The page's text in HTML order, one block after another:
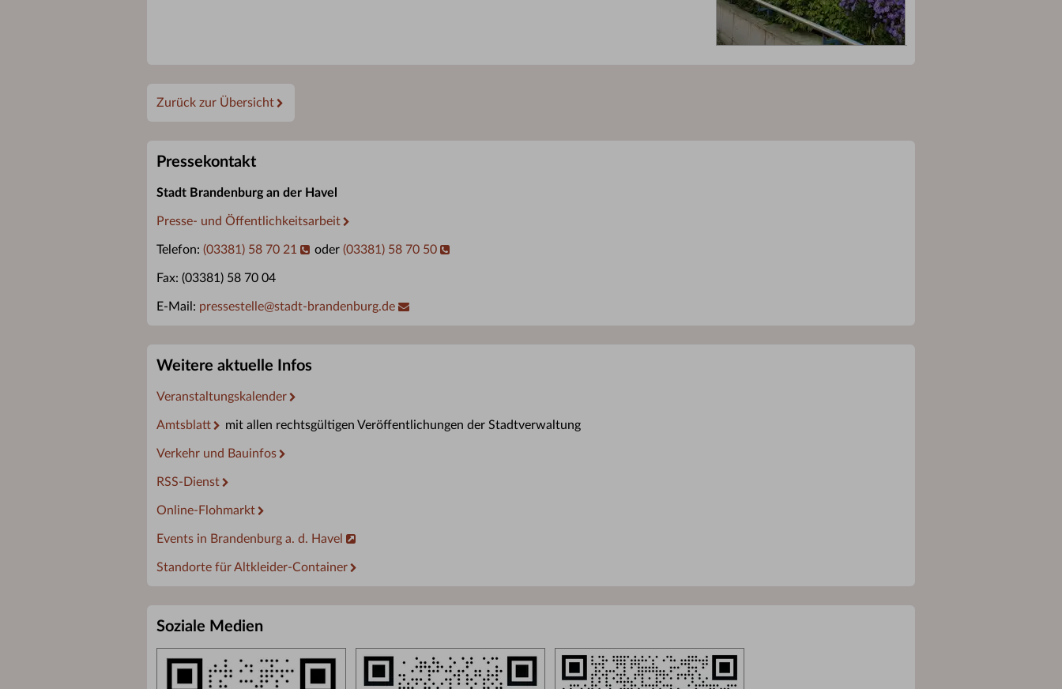
Zurück zur Übersicht
Pressekontakt
Stadt Brandenburg an der Havel
Presse- und Öffentlichkeitsarbeit
Telefon: (03381) 58 70 21 oder (03381) 58 70 50
Fax: (03381) 58 70 04
E-Mail: pressestelle@stadt-brandenburg.de
Weitere aktuelle Infos
Veranstaltungskalender
Amtsblatt mit allen rechtsgültigen Veröffentlichungen der Stadtverwaltung
Verkehr und Bauinfos
RSS-Dienst
Online-Flohmarkt
Events in Brandenburg a. d. Havel
Standorte für Altkleider-Container
Soziale Medien